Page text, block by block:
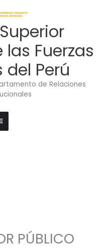
Fuerzas
Perú
de Relaciones
principal
PÚBLICO